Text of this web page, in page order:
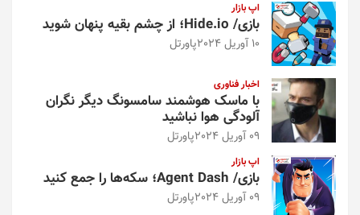
اپ بازار
بازی/ Hide.io؛ از چشم بقیه پنهان شوید
10 آوریل 2024 پاورتل
اخبار فناوری
با ماسک هوشمند سامسونگ دیگر نگران
آلودگی هوا نباشید
09 آوریل 2024 پاورتل
اپ بازار
بازی/ Agent Dash؛ سکه‌ها را جمع کنید
09 آوریل 2024 پاورتل